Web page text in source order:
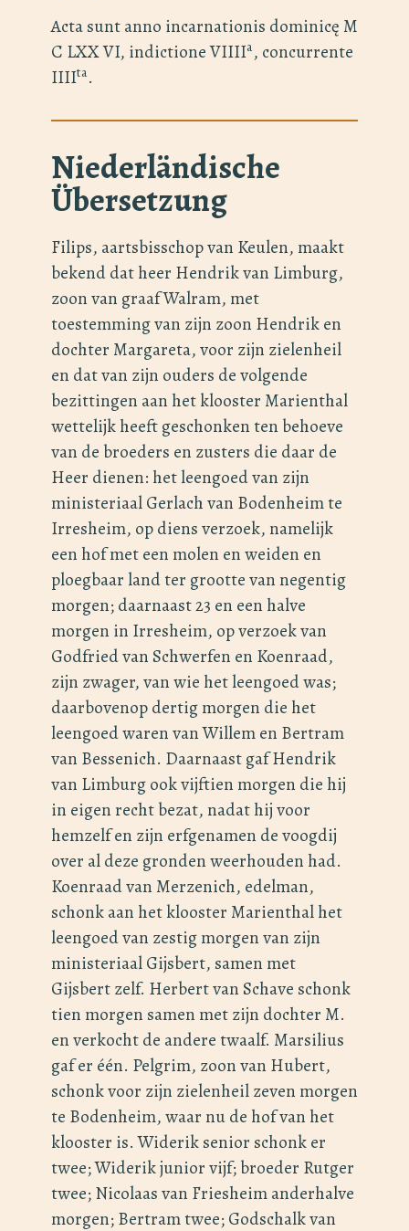
Acta sunt anno incarnationis dominicę M
C LXX VI, indictione VIIIIa, concurrente
IIIIta.
Niederländische
Übersetzung
Filips, aartsbisschop van Keulen, maakt
bekend dat heer Hendrik van Limburg,
zoon van graaf Walram, met
toestemming van zijn zoon Hendrik en
dochter Margareta, voor zijn zielenheil
en dat van zijn ouders de volgende
bezittingen aan het klooster Marienthal
wettelijk heeft geschonken ten behoeve
van de broeders en zusters die daar de
Heer dienen: het leengoed van zijn
ministeriaal Gerlach van Bodenheim te
Irresheim, op diens verzoek, namelijk
een hof met een molen en weiden en
ploegbaar land ter grootte van negentig
morgen; daarnaast 23 en een halve
morgen in Irresheim, op verzoek van
Godfried van Schwerfen en Koenraad,
zijn zwager, van wie het leengoed was;
daarbovenop dertig morgen die het
leengoed waren van Willem en Bertram
van Bessenich. Daarnaast gaf Hendrik
van Limburg ook vijftien morgen die hij
in eigen recht bezat, nadat hij voor
hemzelf en zijn erfgenamen de voogdij
over al deze gronden weerhouden had.
Koenraad van Merzenich, edelman,
schonk aan het klooster Marienthal het
leengoed van zestig morgen van zijn
ministeriaal Gijsbert, samen met
Gijsbert zelf. Herbert van Schave schonk
tien morgen samen met zijn dochter M.
en verkocht de andere twaalf. Marsilius
gaf er één. Pelgrim, zoon van Hubert,
schonk voor zijn zielenheil zeven morgen
te Bodenheim, waar nu de hof van het
klooster is. Widerik senior schonk er
twee; Widerik junior vijf; broeder Rutger
twee; Nicolaas van Friesheim anderhalve
morgen; Bertram twee; Godschalk van